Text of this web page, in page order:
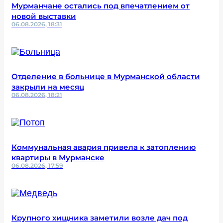
Мурманчане остались под впечатлением от
новой выставки
06.08.2026, 18:31
Отделение в больнице в Мурманской области
закрыли на месяц
06.08.2026, 18:21
Коммунальная авария привела к затоплению
квартиры в Мурманске
06.08.2026, 17:59
Крупного хищника заметили возле дач под